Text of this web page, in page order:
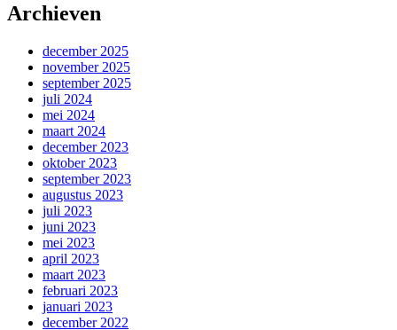
Archieven
december 2025
november 2025
september 2025
juli 2024
mei 2024
maart 2024
december 2023
oktober 2023
september 2023
augustus 2023
juli 2023
juni 2023
mei 2023
april 2023
maart 2023
februari 2023
januari 2023
december 2022